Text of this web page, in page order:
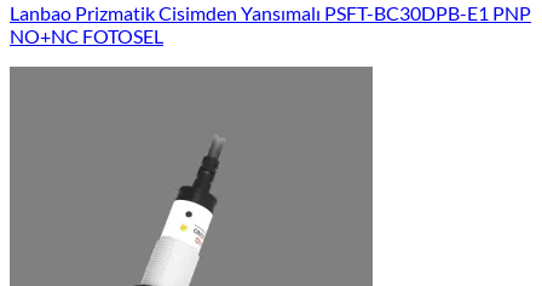
Lanbao Prizmatik Cisimden Yansımalı PSFT-BC30DPB-E1 PNP
NO+NC FOTOSEL